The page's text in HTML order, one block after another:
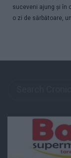
suceveni ajung și în
o zi de sărbătoare,